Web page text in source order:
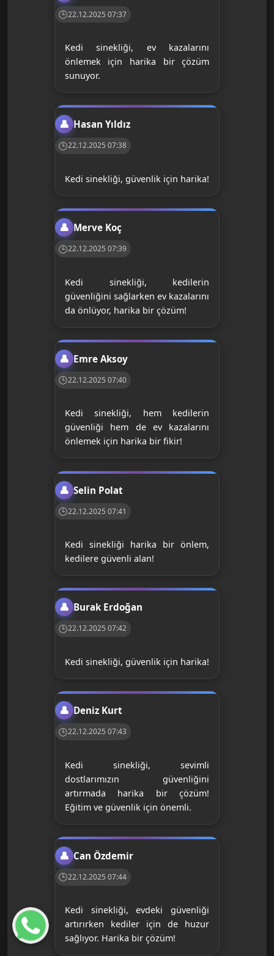
22.12.2025 07:37
Kedi sinekliği, ev kazalarını
önlemek için harika bir çözüm
sunuyor.
Hasan Yıldız
22.12.2025 07:38
Kedi sinekliği, güvenlik için harika!
Merve Koç
22.12.2025 07:39
Kedi sinekliği, kedilerin
güvenliğini sağlarken ev kazalarını
da önlüyor, harika bir çözüm!
Emre Aksoy
22.12.2025 07:40
Kedi sinekliği, hem kedilerin
güvenliği hem de ev kazalarını
önlemek için harika bir fikir!
Selin Polat
22.12.2025 07:41
Kedi sinekliği harika bir önlem,
kedilere güvenli alan!
Burak Erdoğan
22.12.2025 07:42
Kedi sinekliği, güvenlik için harika!
Deniz Kurt
22.12.2025 07:43
Kedi sinekliği, sevimli
dostlarımızın güvenliğini
artırmada harika bir çözüm!
Eğitim ve güvenlik için önemli.
Can Özdemir
22.12.2025 07:44
Kedi sinekliği, evdeki güvenliği
artırırken kediler için de huzur
sağlıyor. Harika bir çözüm!